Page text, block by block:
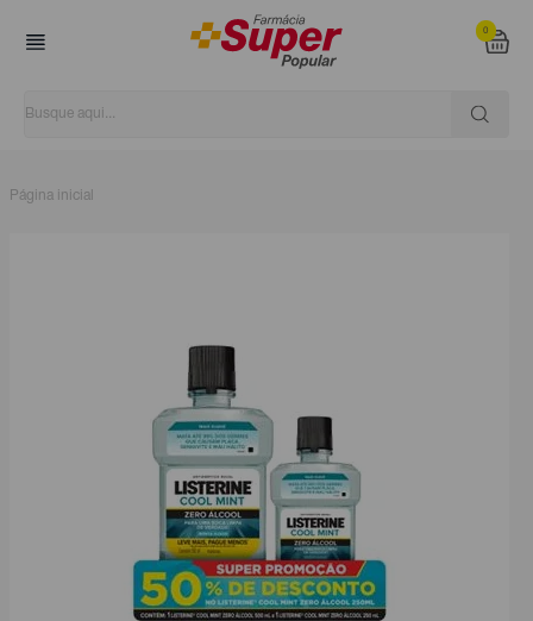
0
Página inicial